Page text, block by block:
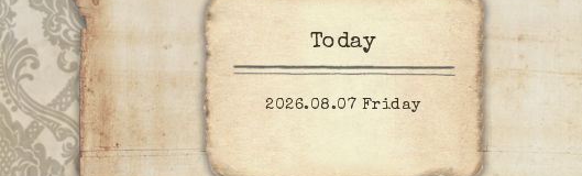
Today
2026.08.07 Friday